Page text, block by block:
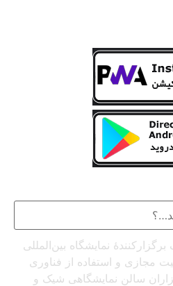
نمایشگاه بین‌المللی
مجازی و استفاده از فناوری
سالن نمایشگاهی شیک و